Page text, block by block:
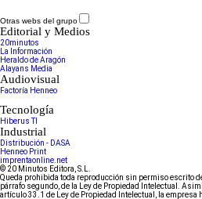
Otras webs del grupo
Editorial y Medios
20minutos
La Información
Heraldo de Aragón
Alayans Media
Audiovisual
Factoría Henneo
Tecnología
Hiberus TI
Industrial
Distribución - DASA
Henneo Print
imprentaonline.net
© 20 Minutos Editora, S.L.
Queda prohibida toda reproducción sin permiso escrito
párrafo segundo, de la Ley de Propiedad Intelectual.
artículo 33.1 de Ley de Propiedad Intelectual, la empresa